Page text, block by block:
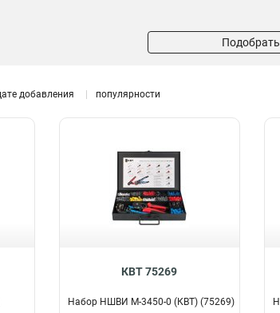
Подобрать
добавления популярности
КВТ 75269
Набор НШВИ М-3450-0 (КВТ) (75269)